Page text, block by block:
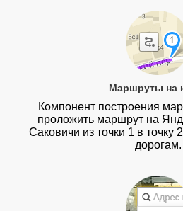
Маршруты на
Компонент построения
проложить маршрут на
Саковичи из точки 1 в
дорогам.